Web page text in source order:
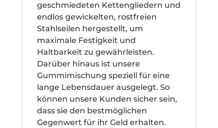
geschmiedeten Kettengliedern und
endlos gewickelten, rostfreien
Stahlseilen hergestellt, um
maximale Festigkeit und
Haltbarkeit zu gewährleisten.
Darüber hinaus ist unsere
Gummimischung speziell für eine
lange Lebensdauer ausgelegt. So
können unsere Kunden sicher sein,
dass sie den bestmöglichen
Gegenwert für ihr Geld erhalten.